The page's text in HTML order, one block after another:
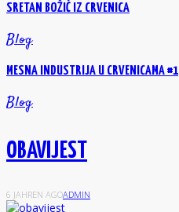
SRETAN BOŽIĆ IZ CRVENICA
Blog
MESNA INDUSTRIJA U CRVENICAMA #1
Blog
OBAVIJEST
6 JAHREN AGOADMIN